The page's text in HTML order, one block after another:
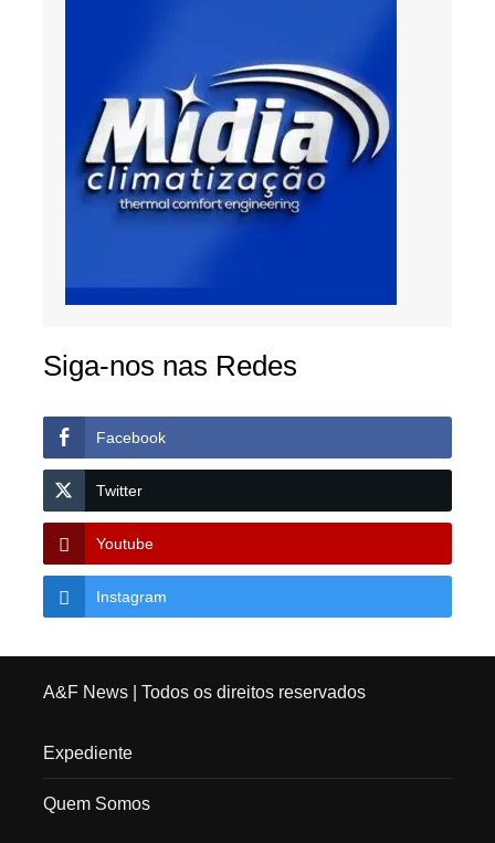
Siga-nos nas Redes
Facebook
Twitter
Youtube
Instagram
A&F News| Todos os direitos reservados
Expediente
Quem Somos